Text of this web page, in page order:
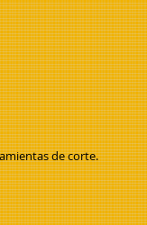
de corte.